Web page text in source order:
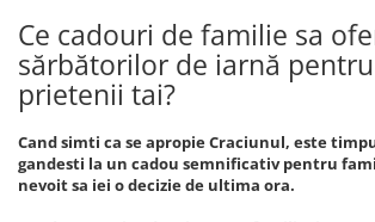
Ce cadouri de familie sa
sărbătorilor de iarnă
prietenii tai?
Cand simti ca se apropie Craciunul, este
gandesti la un cadou semnificativ pentru
nevoit sa iei o decizie de ultima ora.